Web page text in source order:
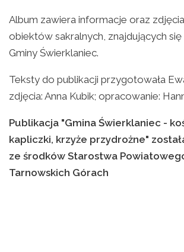
Album zawiera informacje oraz
obiektów sakralnych, znajdujących się
Gminy Świerklaniec.
Teksty do publikacji przygotowała
zdjęcia: Anna Kubik; opracowanie:
Publikacja "Gmina Świerklaniec -
kapliczki, krzyże przydrożne"
ze środków Starostwa
Tarnowskich Górach